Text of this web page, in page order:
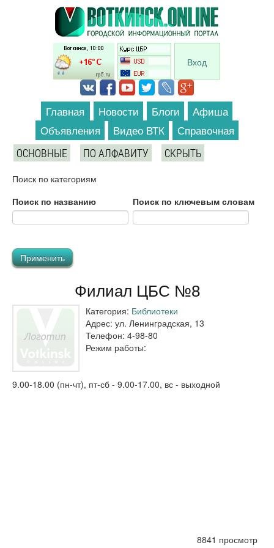
Перейти к основному содержанию
Вход
Главная Новости Блоги
Афиша
Объявления
Видео ВТК Справочная
ОСНОВНЫЕ ПО АЛФАВИТУ СКРЫТЬ
Поиск по категориям
Поиск по названию
Поиск по ключевым словам
Филиал ЦБС №8
Категория: Библиотеки
Адрес: ул. Ленинградская, 13
Телефон: 4-98-80
Режим работы:
9.00-18.00 (пн-чт), пт-сб - 9.00-17.00, вс - выходной
8841 просмотр